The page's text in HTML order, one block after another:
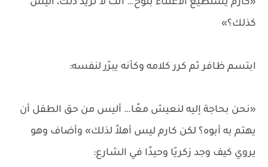
«كارم يستطيع الاعتناء بنوح… أنت لا تريد ذلك، أليس
كذلك؟»
ابتسم ظافر ثم كرر كلامه وكأنه يبرّر لنفسه:
«نحن بحاجة إليه لنعيش معًا… أليس من حق الطفل أن
يهتم به أبوه؟ لكن كارم ليس أهلاً لذلك» وأضاف وهو
يروي كيف وجد زكريّا وحيدًا في الشارع: